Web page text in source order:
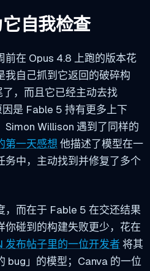
自我检查
前在 Opus 4.8 上跑的版本花
我自己抓到它返回的破碎构
，而且它已经主动去找
是 Fable 5 持有更多上下
Willison 遇到了同样的
第一天感想 他描述了模型在一
务中，主动找到并修复了多个
，而在于 Fable 5 在交还结果
你碰到的构建失败更少，花在
发布帖子里的一位开发者 将其
bug」的模型；Canva 的一位